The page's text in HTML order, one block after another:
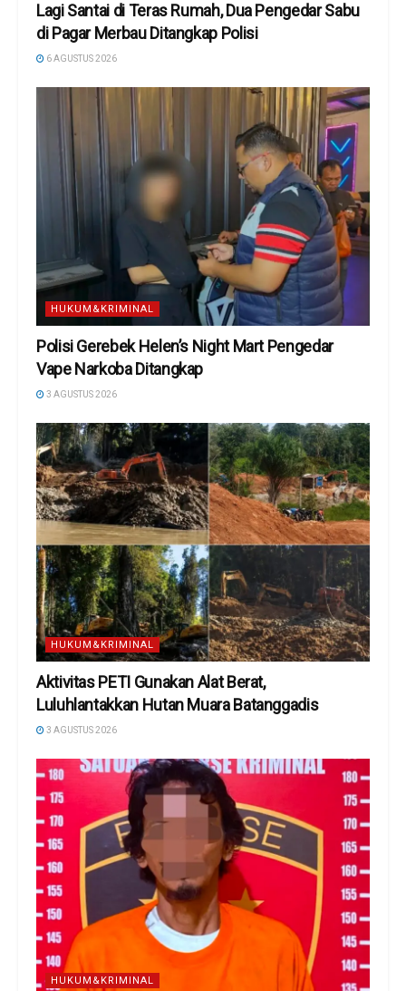
Lagi Santai di Teras Rumah, Dua Pengedar Sabu
di Pagar Merbau Ditangkap Polisi
6 AGUSTUS 2026
HUKUM&KRIMINAL
Polisi Gerebek Helen’s Night Mart Pengedar
Vape Narkoba Ditangkap
3 AGUSTUS 2026
HUKUM&KRIMINAL
Aktivitas PETI Gunakan Alat Berat,
Luluhlantakkan Hutan Muara Batanggadis
3 AGUSTUS 2026
HUKUM&KRIMINAL